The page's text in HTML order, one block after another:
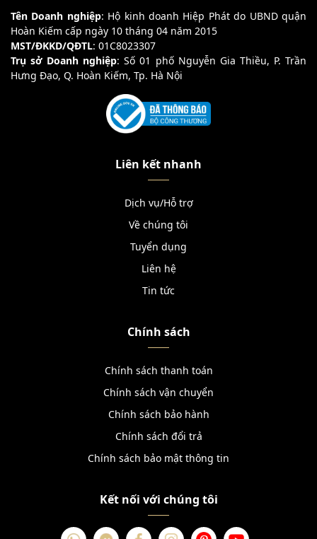
Tên Doanh nghiệp: Hộ kinh doanh Hiệp Phát do UBND quận
Hoàn Kiếm cấp ngày 10 tháng 04 năm 2015
MST/ĐKKD/QĐTL: 01C8023307
Trụ sở Doanh nghiệp: Số 01 phố Nguyễn Gia Thiều, P. Trần
Hưng Đạo, Q. Hoàn Kiếm, Tp. Hà Nội
Liên kết nhanh
Dịch vụ/Hỗ trợ
Về chúng tôi
Tuyển dụng
Liên hệ
Tin tức
Chính sách
Chính sách thanh toán
Chính sách vận chuyển
Chính sách bảo hành
Chính sách đổi trả
Chính sách bảo mật thông tin
Kết nối với chúng tôi